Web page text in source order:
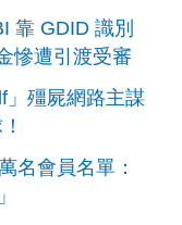
靠 GDID 識別
慘遭引渡受審
」殭屍網路主謀
名會員名單：